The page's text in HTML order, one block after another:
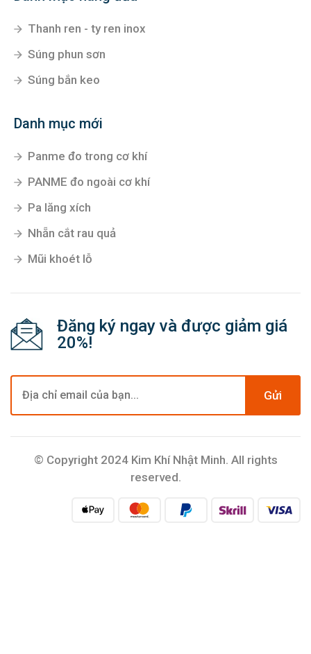
Thanh ren - ty ren inox
Súng phun sơn
Súng bắn keo
Danh mục mới
Panme đo trong cơ khí
PANME đo ngoài cơ khí
Pa lăng xích
Nhẵn cắt rau quả
Mũi khoét lỗ
Đăng ký ngay và được giảm giá
20%!
Gửi
© Copyright 2024 Kim Khí Nhật Minh. All rights
reserved.